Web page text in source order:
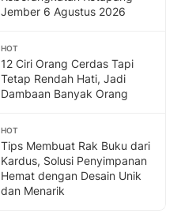
Jember 6 Agustus 2026
HOT
12 Ciri Orang Cerdas Tapi
Tetap Rendah Hati, Jadi
Dambaan Banyak Orang
HOT
Tips Membuat Rak Buku dari
Kardus, Solusi Penyimpanan
Hemat dengan Desain Unik
dan Menarik